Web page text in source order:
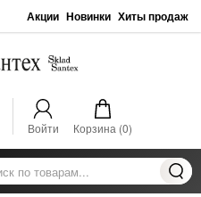
Акции Новинки Хиты продаж
Войти Корзина (0)